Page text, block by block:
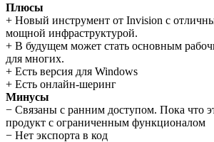
Плюсы
+ Новый инструмент от Invision с
мощной инфраструктурой.
+ В будущем может стать основным
для многих.
+ Есть версия для Windows
+ Есть онлайн-шеринг
Минусы
− Связаны с ранним доступом. Пока что
продукт с ограниченным функционалом
− Нет экспорта в код